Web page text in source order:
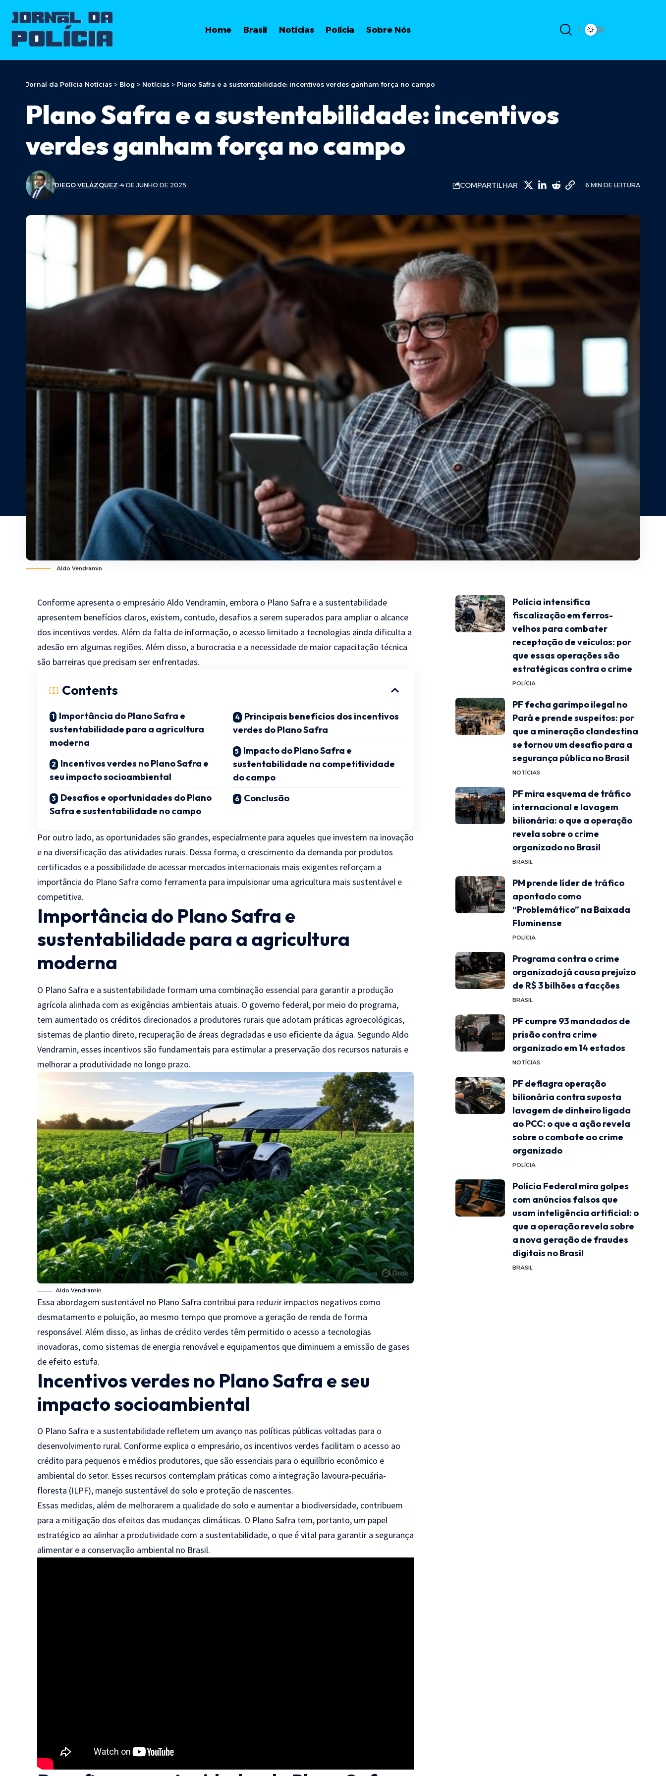
Home Brasil Notícias Polícia Sobre Nós
Jornal da Polícia Notícias > Blog > Notícias > Plano Safra e a sustentabilidade: incentivos verdes ganham força no campo
Plano Safra e a sustentabilidade: incentivos
verdes ganham força no campo
DIEGO VELÁZQUEZ 4 DE JUNHO DE 2025 COMPARTILHAR 6 MIN DE LEITURA
Aldo Vendramin
Conforme apresenta o empresário Aldo Vendramin, embora o Plano Safra e a sustentabilidade
apresentem benefícios claros, existem, contudo, desafios a serem superados para ampliar o alcance
dos incentivos verdes. Além da falta de informação, o acesso limitado a tecnologias ainda dificulta a
adesão em algumas regiões. Além disso, a burocracia e a necessidade de maior capacitação técnica
são barreiras que precisam ser enfrentadas.
Contents
Importância do Plano Safra e
sustentabilidade para a agricultura
moderna
Incentivos verdes no Plano Safra e
seu impacto socioambiental
Desafios e oportunidades do Plano
Safra e sustentabilidade no campo
Principais benefícios dos incentivos
verdes do Plano Safra
Impacto do Plano Safra e
sustentabilidade na competitividade
do campo
Conclusão
Por outro lado, as oportunidades são grandes, especialmente para aqueles que investem na inovação
e na diversificação das atividades rurais. Dessa forma, o crescimento da demanda por produtos
certificados e a possibilidade de acessar mercados internacionais mais exigentes reforçam a
importância do Plano Safra como ferramenta para impulsionar uma agricultura mais sustentável e
competitiva.
Importância do Plano Safra e
sustentabilidade para a agricultura
moderna
O Plano Safra e a sustentabilidade formam uma combinação essencial para garantir a produção
agrícola alinhada com as exigências ambientais atuais. O governo federal, por meio do programa,
tem aumentado os créditos direcionados a produtores rurais que adotam práticas agroecológicas,
sistemas de plantio direto, recuperação de áreas degradadas e uso eficiente da água. Segundo Aldo
Vendramin, esses incentivos são fundamentais para estimular a preservação dos recursos naturais e
melhorar a produtividade no longo prazo.
Aldo Vendramin
Essa abordagem sustentável no Plano Safra contribui para reduzir impactos negativos como
desmatamento e poluição, ao mesmo tempo que promove a geração de renda de forma
responsável. Além disso, as linhas de crédito verdes têm permitido o acesso a tecnologias
inovadoras, como sistemas de energia renovável e equipamentos que diminuem a emissão de gases
de efeito estufa.
Incentivos verdes no Plano Safra e seu
impacto socioambiental
O Plano Safra e a sustentabilidade refletem um avanço nas políticas públicas voltadas para o
desenvolvimento rural. Conforme explica o empresário, os incentivos verdes facilitam o acesso ao
crédito para pequenos e médios produtores, que são essenciais para o equilíbrio econômico e
ambiental do setor. Esses recursos contemplam práticas como a integração lavoura-pecuária-
floresta (ILPF), manejo sustentável do solo e proteção de nascentes.
Essas medidas, além de melhorarem a qualidade do solo e aumentar a biodiversidade, contribuem
para a mitigação dos efeitos das mudanças climáticas. O Plano Safra tem, portanto, um papel
estratégico ao alinhar a produtividade com a sustentabilidade, o que é vital para garantir a segurança
alimentar e a conservação ambiental no Brasil.
Polícia intensifica
fiscalização em ferros-
velhos para combater
receptação de veículos: por
que essas operações são
estratégicas contra o crime
POLÍCIA
PF fecha garimpo ilegal no
Pará e prende suspeitos: por
que a mineração clandestina
se tornou um desafio para a
segurança pública no Brasil
NOTÍCIAS
PF mira esquema de tráfico
internacional e lavagem
bilionária: o que a operação
revela sobre o crime
organizado no Brasil
BRASIL
PM prende líder de tráfico
apontado como
“Problemático” na Baixada
Fluminense
POLÍCIA
Programa contra o crime
organizado já causa prejuízo
de R$ 3 bilhões a facções
BRASIL
PF cumpre 93 mandados de
prisão contra crime
organizado em 14 estados
NOTÍCIAS
PF deflagra operação
bilionária contra suposta
lavagem de dinheiro ligada
ao PCC: o que a ação revela
sobre o combate ao crime
organizado
POLÍCIA
Polícia Federal mira golpes
com anúncios falsos que
usam inteligência artificial: o
que a operação revela sobre
a nova geração de fraudes
digitais no Brasil
BRASIL